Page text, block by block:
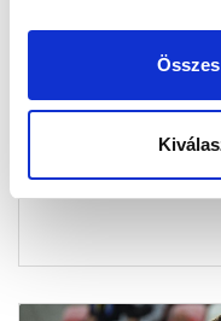
NB III: HATODIK
BAJNOKSÁGOT
A szezonzárón
szenvedtünk a